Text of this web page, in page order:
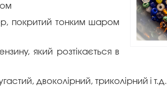
покритий тонким шаром
який розтікається в
двоколірний, триколірний і т.д.